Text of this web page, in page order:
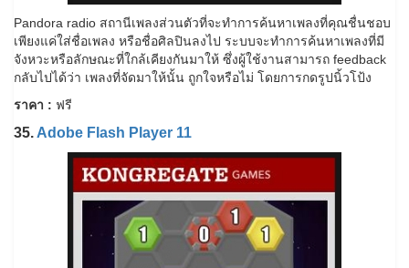
Pandora radio สถานีเพลงส่วนตัวที่จะทำการค้นหาเพลงที่คุณชื่นชอบ
เพียงแค่ใส่ชื่อเพลง หรือชื่อศิลปินลงไป ระบบจะทำการค้นหาเพลงที่มี
จังหวะหรือลักษณะที่ใกล้เคียงกันมาให้ ซึ่งผู้ใช้งานสามารถ feedback
กลับไปได้ว่า เพลงที่จัดมาให้นั้น ถูกใจหรือไม่ โดยการกดรูปนิ้วโป้ง
ราคา : ฟรี
35. Adobe Flash Player 11